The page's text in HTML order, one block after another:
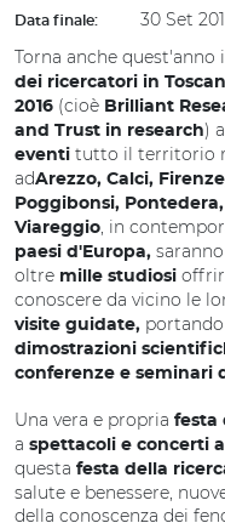
Data finale:
30 Set
Torna anche quest'anno
dei ricercatori in
2016 (cioè Brilliant
and Trust in research)
eventi tutto il territorio
adArezzo, Calci,
Poggibonsi,
Viareggio, in
paesi d'Europa,
oltre mille studiosi
conoscere da vicino le
visite guidate,
dimostrazioni
conferenze e seminari
Una vera e propria festa
a spettacoli e concerti
questa festa della
salute e benessere,
della conoscenza dei